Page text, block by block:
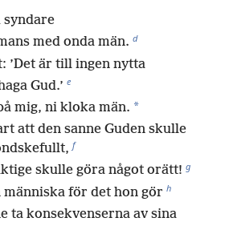
syndare
med onda män. d
’Det är till ingen nytta
Gud.’ e
mig, ni kloka män. *
att den sanne Guden skulle
f
skulle göra något orätt! g
människa för det hon gör h
ta konsekvenserna av sina